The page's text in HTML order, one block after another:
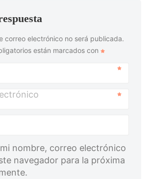
correo electrónico no será publicada.
están marcados con
nombre, correo electrónico
navegador para la próxima